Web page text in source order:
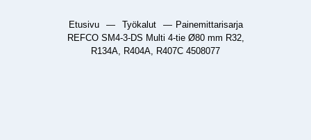
Etusivu — Työkalut — Painemittarisarja
REFCO SM4-3-DS Multi 4-tie Ø80 mm R32,
R134A, R404A, R407C 4508077